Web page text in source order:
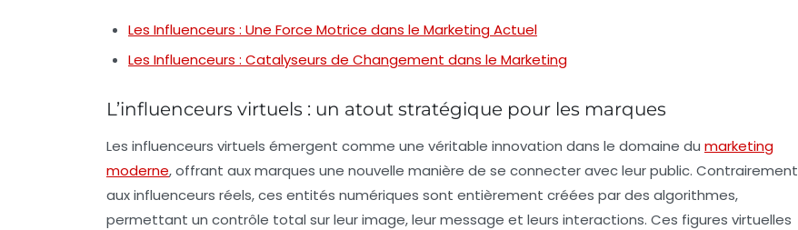
Les Influenceurs : Une Force Motrice dans le Marketing Actuel
Les Influenceurs : Catalyseurs de Changement dans le Marketing
L’influenceurs virtuels : un atout stratégique pour les marques
Les influenceurs virtuels émergent comme une véritable innovation dans le domaine du marketing
moderne, offrant aux marques une nouvelle manière de se connecter avec leur public. Contrairement
aux influenceurs réels, ces entités numériques sont entièrement créées par des algorithmes,
permettant un contrôle total sur leur image, leur message et leurs interactions. Ces figures virtuelles